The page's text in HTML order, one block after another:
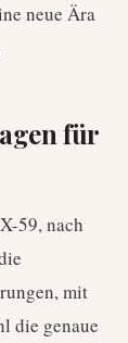
neue Ära
für
59, nach
mit
die genaue